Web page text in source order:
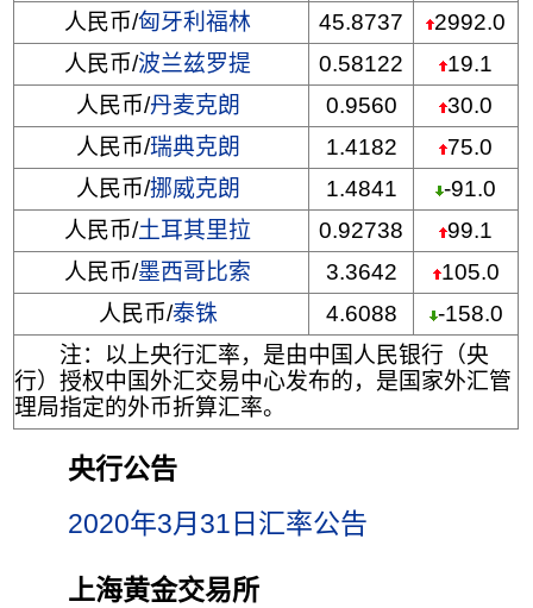
人民币/匈牙利福林 45.8737
2992.0
人民币/波兰兹罗提 0.58122
19.1
人民币/丹麦克朗 0.9560
30.0
人民币/瑞典克朗 1.4182
75.0
人民币/挪威克朗 1.4841
-91.0
人民币/土耳其里拉 0.92738
99.1
人民币/墨西哥比索 3.3642
105.0
人民币/泰铢 4.6088
-158.0
注：以上央行汇率，是由中国人民银行（央
行）授权中国外汇交易中心发布的，是国家外汇管
理局指定的外币折算汇率。
央行公告
2020年3月31日汇率公告
上海黄金交易所